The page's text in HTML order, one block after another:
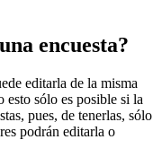
encuesta?
editarla de la misma
esto sólo es posible si la
pues, de tenerlas, sólo
podrán editarla o